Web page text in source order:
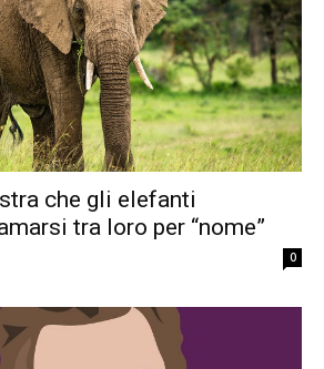
che gli elefanti
tra loro per “nome”
0